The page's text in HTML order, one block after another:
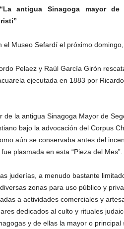
“La antigua Sinagoga mayor
el Museo Sefardí el próximo
Pelaez y Raúl García Girón
ejecutada en 1883 por
de la antigua Sinagoga Mayor de
bajo la advocación del Corpus
aún se conservaba antes del
plasmada en esta “Pieza del Mes”.
juderías, a menudo bastante
zonas para uso público y
a actividades comerciales y
dedicados al culto y rituales
y de ellas la mayor o